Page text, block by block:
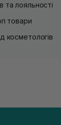
та лояльності
товари
косметологів